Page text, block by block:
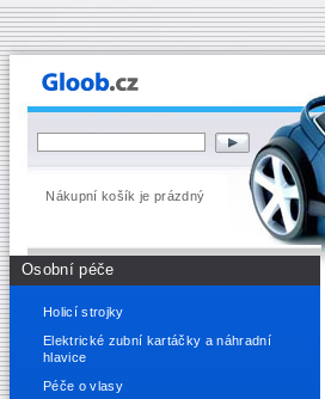
Nákupní košík je prázdný
Osobní péče
Holicí strojky
Elektrické zubní kartáčky a náhradní
hlavice
Péče o vlasy